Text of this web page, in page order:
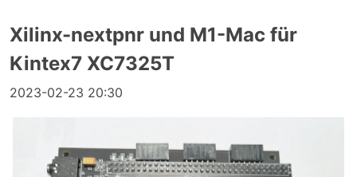
Xilinx-nextpnr und M1-Mac für
Kintex7 XC7325T
2023-02-23 20:30